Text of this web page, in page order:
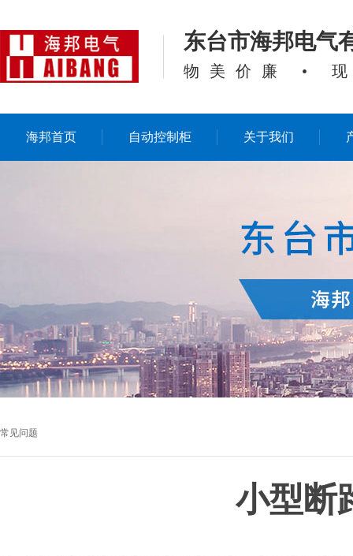
东台市海邦电气
物美价廉 •
海邦首页 自动控制柜 关于我们
常见问题
小型断